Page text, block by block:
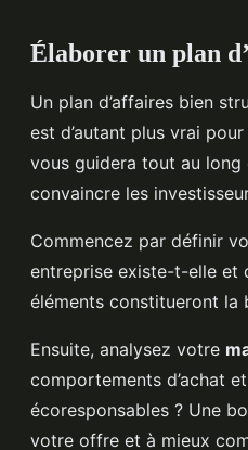
Élaborer un plan
Un plan d’affaires bien
est d’autant plus vrai
vous guidera tout au
convaincre les
Commencez par définir
entreprise existe-t-elle et
éléments constitueront la
Ensuite, analysez votre
comportements d’achat
écoresponsables ? Une
votre offre et à mieux